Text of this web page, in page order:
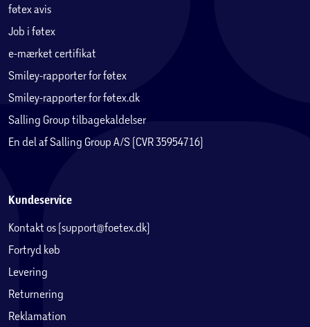
føtex avis
Job i føtex
e-mærket certifikat
Smiley-rapporter for føtex
Smiley-rapporter for føtex.dk
Salling Group tilbagekaldelser
En del af Salling Group A/S (CVR 35954716)
Kundeservice
Kontakt os (support@foetex.dk)
Fortryd køb
Levering
Returnering
Reklamation